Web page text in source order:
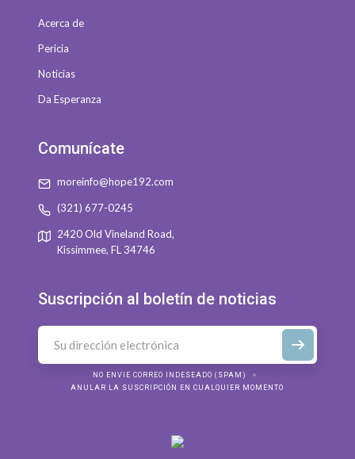
Acerca de
Pericia
Noticias
Da Esperanza
Comunícate
moreinfo@hope192.com
(321) 677-0245
2420 Old Vineland Road,
Kissimmee, FL 34746
Suscripción al boletín de noticias
NO ENVIE CORREO INDESEADO (SPAM)
ANULAR LA SUSCRIPCIÓN EN CUALQUIER MOMENTO